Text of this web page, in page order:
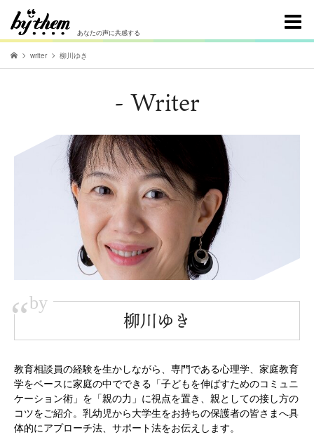
あなたの声に共感する
writer 柳川ゆき
- Writer
“by
柳川ゆき
教育相談員の経験を生かしながら、専門である心理学、家庭教育
学をベースに家庭の中でできる「子どもを伸ばすためのコミュニ
ケーション術」を「親の力」に視点を置き、親としての接し方の
コツをご紹介。乳幼児から大学生をお持ちの保護者の皆さまへ具
体的にアプローチ法、サポート法をお伝えします。